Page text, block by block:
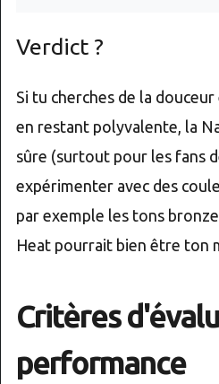
Verdict ?
Si tu cherches de la
en restant polyvalente, la
sûre (surtout pour les fans
expérimenter avec des
par exemple les tons
Heat pourrait bien être ton
Critères
performance